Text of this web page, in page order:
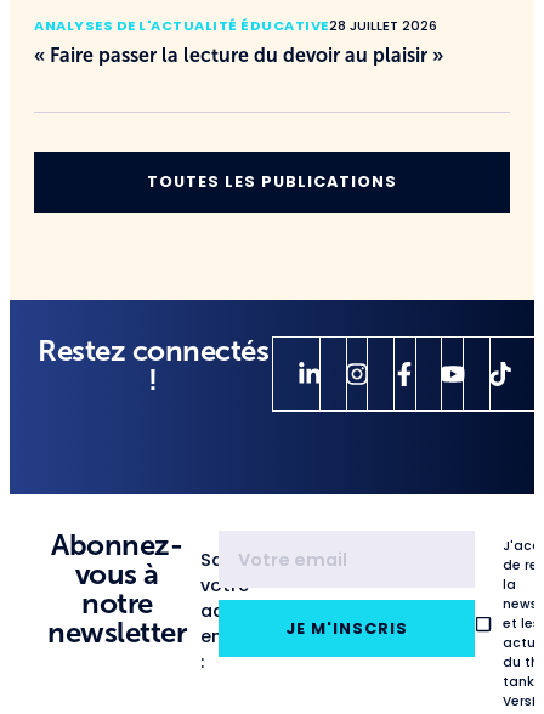
ANALYSES DE L'ACTUALITÉ ÉDUCATIVE28 JUILLET 2026
« Faire passer la lecture du devoir au plaisir »
TOUTES LES PUBLICATIONS
Restez connectés
!
Abonnez-
vous à
notre
newsletter
Saisissez
votre
adresse
email
:
JE M'INSCRIS
de
la
et les
du
tank